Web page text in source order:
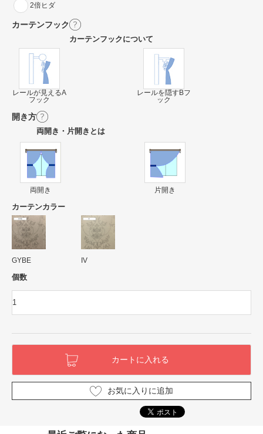
2倍ヒダ
カーテンフック
カーテンフックについて
レールが見えるA
フック
レールを隠すBフ
ック
開き方
両開き・片開きとは
両開き 片開き
カーテンカラー
GYBE IV
個数
お気に入りに追加